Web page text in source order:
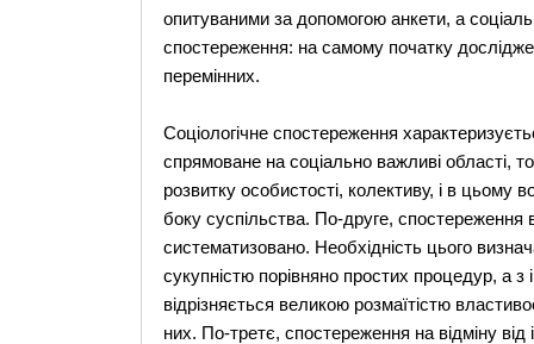
опитуваними за допомогою анкети, а
спостереження: на самому початку
перемінних.
Соціологічне спостереження
спрямоване на соціально важливі області,
розвитку особистості, колективу, і в цьому
боку суспільства. По-друге, спостереження
систематизовано. Необхідність цього
сукупністю порівняно простих процедур, а з
відрізняється великою розмаїтістю
них. По-третє, спостереження на відміну від